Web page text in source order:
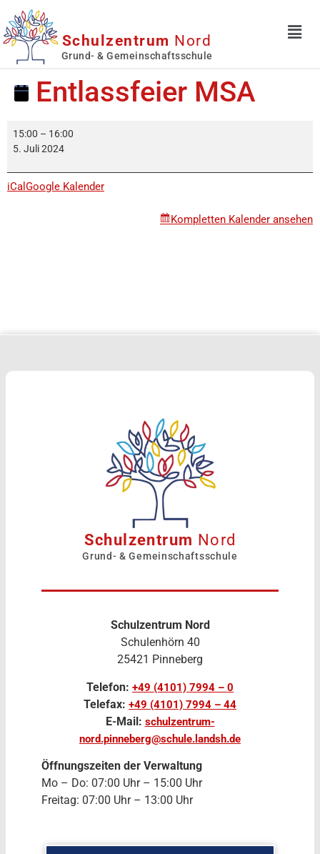
Schulzentrum Nord
Grund- & Gemeinschaftsschule
Entlassfeier MSA
15:00 – 16:00
5. Juli 2024
iCal Google Kalender
Kompletten Kalender ansehen
Schulzentrum Nord
Grund- & Gemeinschaftsschule
Schulzentrum Nord
Schulenhörn 40
25421 Pinneberg
Telefon: +49 (4101) 7994 – 0
Telefax: +49 (4101) 7994 – 44
E-Mail: schulzentrum-
nord.pinneberg@schule.landsh.de
Öffnungszeiten der Verwaltung
Mo – Do: 07:00 Uhr – 15:00 Uhr
Freitag: 07:00 Uhr – 13:00 Uhr